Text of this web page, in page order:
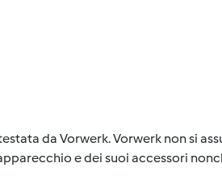
da Vorwerk. Vorwerk non si
e dei suoi accessori